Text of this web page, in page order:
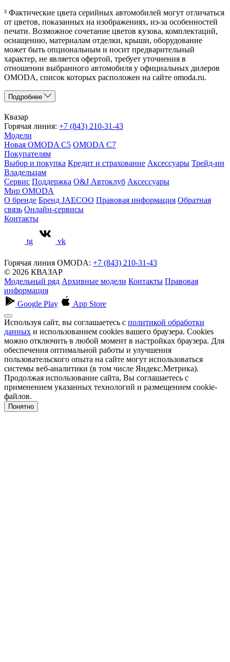
³ Фактические цвета серийных автомобилей могут отличаться
от цветов, показанных на изображениях, из-за особенностей
печати. Возможное сочетание цветов кузова, комплектаций,
оснащению, материалам отделки, крыши, оборудование
может быть опциональным и носит предварительный
характер, не является офертой, требует уточнения в
отношении выбранного автомобиля у официальных дилеров
OMODA, список которых расположен на сайте omoda.ru.
Подробнее
Квазар
Горячая линия: +7 (843) 210-31-43
Модели
Новая OMODA C5 OMODA C7
Покупателям
Выбор и покупка Кредит и страхование Аксессуары Трейд-ин
Владельцам
Сервис Поддержка O&J Автоклуб Аксессуары
Мир OMODA
О бренде Бренд JAECOO Правовая информация Обратная
связь Онлайн-сервисы
Контакты
tg vk
Горячая линия OMODA: +7 (843) 210-31-43
© 2026 КВАЗАР
Модельный ряд Архивные модели Контакты Правовая
информация
Google Play
App Store
Используя сайт, вы соглашаетесь с политикой обработки
данных и использованием cookies вашего браузера. Cookies
можно отключить в любой момент в настройках браузера. Для
обеспечения оптимальной работы и улучшения
пользовательского опыта на сайте могут использоваться
системы веб-аналитики (в том числе Яндекс.Метрика).
Продолжая использование сайта, Вы соглашаетесь с
применением указанных технологий и размещением cookie-
файлов.
Понятно